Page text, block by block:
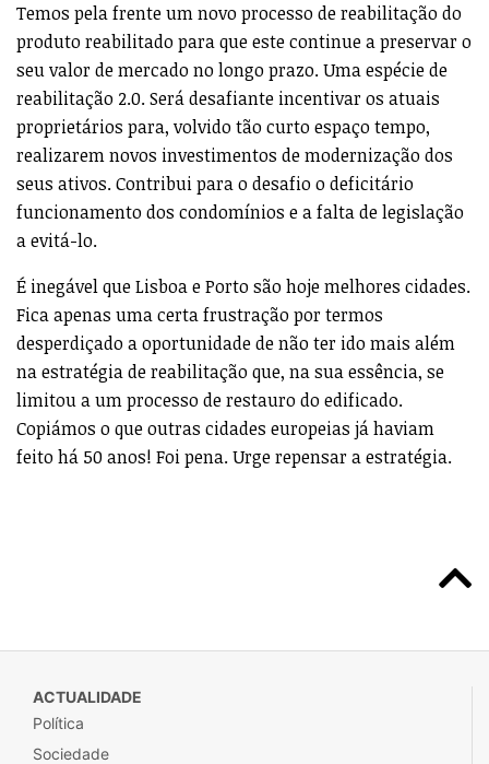
Temos pela frente um novo processo de reabilitação do
produto reabilitado para que este continue a preservar o
seu valor de mercado no longo prazo. Uma espécie de
reabilitação 2.0. Será desafiante incentivar os atuais
proprietários para, volvido tão curto espaço tempo,
realizarem novos investimentos de modernização dos
seus ativos. Contribui para o desafio o deficitário
funcionamento dos condomínios e a falta de legislação
a evitá-lo.
É inegável que Lisboa e Porto são hoje melhores cidades.
Fica apenas uma certa frustração por termos
desperdiçado a oportunidade de não ter ido mais além
na estratégia de reabilitação que, na sua essência, se
limitou a um processo de restauro do edificado.
Copiámos o que outras cidades europeias já haviam
feito há 50 anos! Foi pena. Urge repensar a estratégia.
ACTUALIDADE
Política
Sociedade